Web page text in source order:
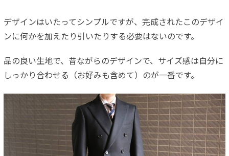
デザインはいたってシンプルですが、完成されたこのデザイ
ンに何かを加えたり引いたりする必要はないのです。
品の良い生地で、昔ながらのデザインで、サイズ感は自分に
しっかり合わせる（お好みも含めて）のが一番です。